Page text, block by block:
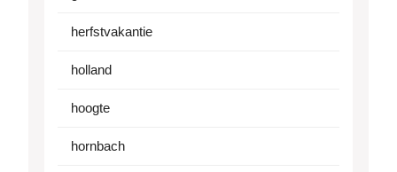
herfstvakantie
holland
hoogte
hornbach